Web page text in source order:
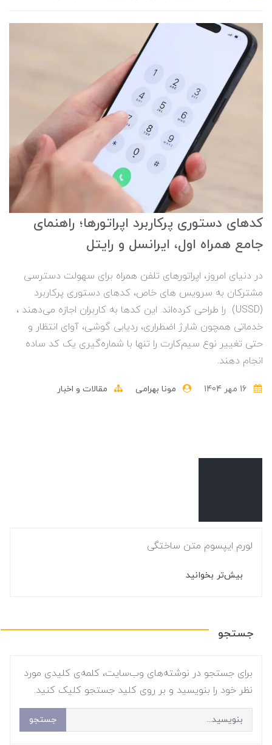
کدهای دستوری پرکاربرد اپراتورها؛ راهنمای
جامع همراه اول، ایرانسل و رایتل
در دنیای امروز، اپراتورهای تلفن همراه برای سهولت دسترسی
مشترکان به سرویس های خاص، کدهای دستوری پرکاربرد
(USSD) را طراحی کرده‌اند. این کدها به کاربران اجازه می‌دهند ،
خدماتی همچون شارژ اضطراری، ردیابی گوشی، آوای انتظار و
حتی تغییر نوع سیم‌کارت را تنها با شماره‌گیری یک کد ساده
انجام دهند.
مونا بهرامی مقالات و اخبار
لورم ایپسوم متن ساختگی
بیش‌تر بخوانید
جستجو
برای جستجو در نوشته‌های وب‌سایت، کلمه‌ی کلیدی مورد
نظر خود را بنویسید و بر روی کلید جستجو کلیک کنید.
جستجو